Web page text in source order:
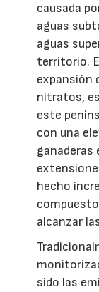
causada
aguas
aguas
territorio.
expansión
nitratos,
este
con una
ganaderas
hecho
alcanzar
sido las